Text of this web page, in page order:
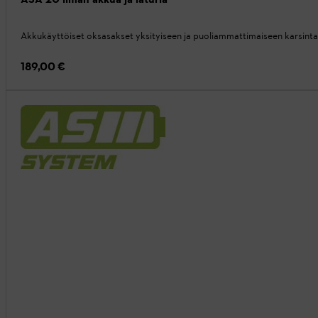
Akkukäyttöiset oksasakset yksityiseen ja puoliammattimaiseen
189,00 €